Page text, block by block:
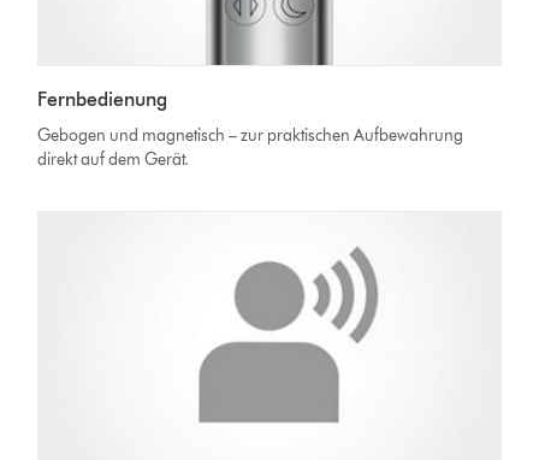
Fernbedienung
Gebogen und magnetisch – zur praktischen Aufbewahrung
direkt auf dem Gerät.